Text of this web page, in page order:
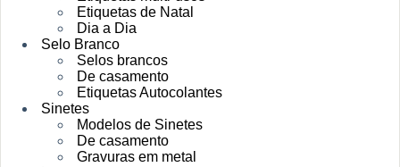
Etiquetas de Natal
Dia a Dia
Selo Branco
Selos brancos
De casamento
Etiquetas Autocolantes
Sinetes
Modelos de Sinetes
De casamento
Gravuras em metal